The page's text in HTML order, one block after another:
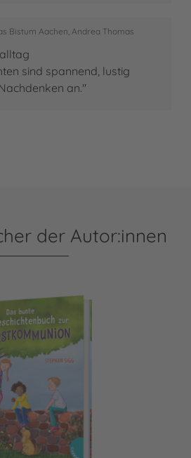
Bistum Aachen, Andrea Thomas
sind spannend, lustig
an."
der Autor:innen